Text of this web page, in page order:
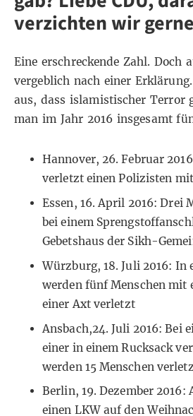
verzichten wir
Eine erschreckende Zahl. Doch
vergeblich nach einer
aus, dass islamistischer Terror
man im Jahr 2016 insgesamt
Hannover, 26. Februar
verletzt einen Polizisten
Essen, 16. April 2016: Drei
bei einem
Gebetshaus der Sikh-
Würzburg, 18. Juli 2016: In
werden fünf Menschen mit
einer Axt verletzt
Ansbach,24. Juli 2016: Bei
einer in einem Rucksack
werden 15 Menschen
Berlin, 19. Dezember 2016:
einen LKW auf den